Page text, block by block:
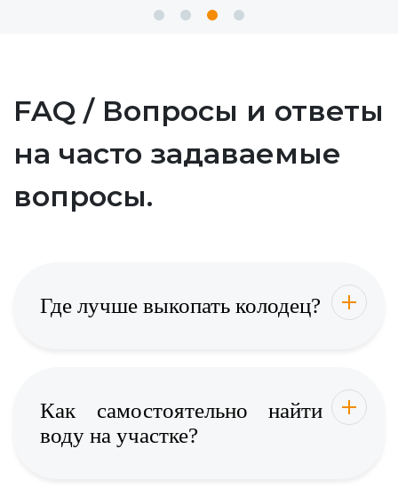
FAQ / Вопросы и ответы
на часто задаваемые
вопросы.
Где лучше выкопать колодец?
Как самостоятельно найти
воду на участке?